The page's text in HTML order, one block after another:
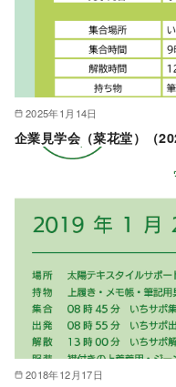
2025年1月14日
企業見学会（菜花堂）（
2018年12月17日